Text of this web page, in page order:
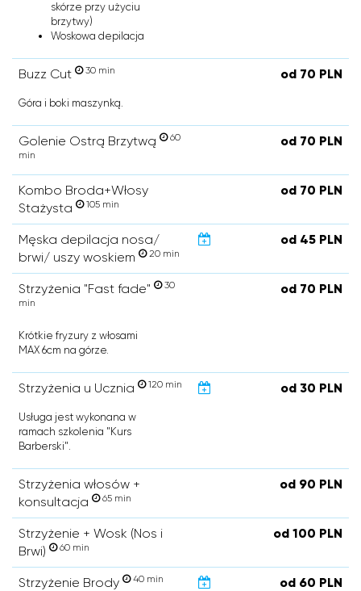
skórze przy użyciu
brzytwy)
Woskowa depilacja
Buzz Cut 30 min od 70 PLN
Góra i boki maszynką.
Golenie Ostrą Brzytwą
60
min
od 70 PLN
Kombo Broda+Włosy
Stażysta
105 min
od 70 PLN
Męska depilacja nosa/
brwi/ uszy woskiem
20 min
od 45 PLN
Strzyżenia "Fast fade"
30
min
od 70 PLN
Krótkie fryzury z włosami
MAX 6cm na górze.
Strzyżenia u Ucznia 120 min od 30 PLN
Usługa jest wykonana w
ramach szkolenia "Kurs
Barberski".
Strzyżenia włosów +
konsultacja
65 min
od 90 PLN
Strzyżenie + Wosk (Nos i
Brwi)
60 min
od 100 PLN
Strzyżenie Brody 40 min od 60 PLN